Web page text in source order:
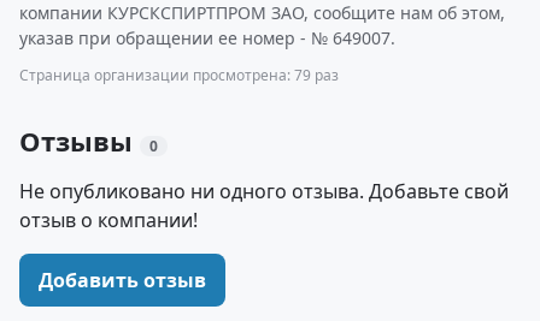
компании КУРСКСПИРТПРОМ ЗАО, сообщите нам об этом,
указав при обращении ее номер - № 649007.
Страница организации просмотрена: 79 раз
Отзывы 0
Не опубликовано ни одного отзыва. Добавьте свой
отзыв о компании!
Добавить отзыв